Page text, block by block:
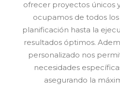
ofrecer proyectos únicos
ocupamos de todos
planificación hasta la
resultados óptimos.
personalizado nos
necesidades
asegurando la